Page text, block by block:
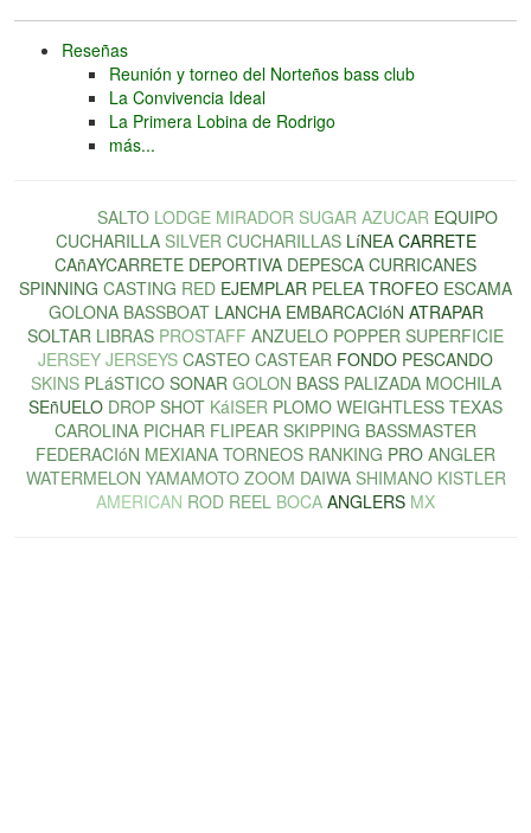
Reseñas
Reunión y torneo del Norteños bass club
La Convivencia Ideal
La Primera Lobina de Rodrigo
más...
SALTO LODGE MIRADOR SUGAR AZUCAR EQUIPO
CUCHARILLA SILVER CUCHARILLAS LíNEA CARRETE
CAñAYCARRETE DEPORTIVA DEPESCA CURRICANES
SPINNING CASTING RED EJEMPLAR PELEA TROFEO ESCAMA
GOLONA BASSBOAT LANCHA EMBARCACIóN ATRAPAR
SOLTAR LIBRAS PROSTAFF ANZUELO POPPER SUPERFICIE
JERSEY JERSEYS CASTEO CASTEAR FONDO PESCANDO
SKINS PLáSTICO SONAR GOLON BASS PALIZADA MOCHILA
SEñUELO DROP SHOT KáISER PLOMO WEIGHTLESS TEXAS
CAROLINA PICHAR FLIPEAR SKIPPING BASSMASTER
FEDERACIóN MEXIANA TORNEOS RANKING PRO ANGLER
WATERMELON YAMAMOTO ZOOM DAIWA SHIMANO KISTLER
AMERICAN ROD REEL BOCA ANGLERS MX